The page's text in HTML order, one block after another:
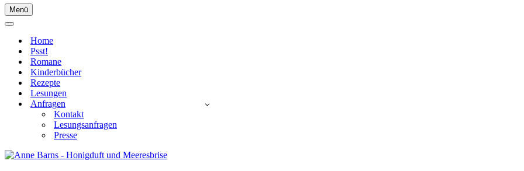
Menü
Navigationsmenü
Navigationsmenü
Home
Psst!
Romane
Kinderbücher
Rezepte
Lesungen
Anfragen
Kontakt
Lesungsanfragen
Presse